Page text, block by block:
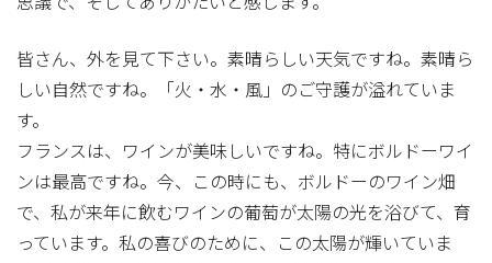
皆さん、外を見て下さい。素晴らしい天気ですね。素晴ら
しい自然ですね。「火・水・風」のご守護が溢れていま
す。
フランスは、ワインが美味しいですね。特にボルドーワイ
ンは最高ですね。今、この時にも、ボルドーのワイン畑
で、私が来年に飲むワインの葡萄が太陽の光を浴びて、育
っています。私の喜びのために、この太陽が輝いていま